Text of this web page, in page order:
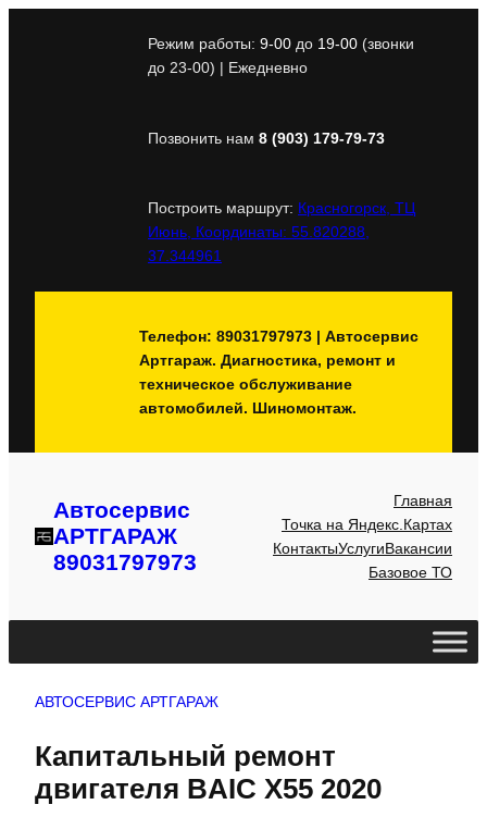
Режим работы: 9-00 до 19-00 (звонки
до 23-00) | Ежедневно
Позвонить нам 8 (903) 179-79-73
Построить маршрут: Красногорск, ТЦ
Июнь, Координаты: 55.820288,
37.344961
Телефон: 89031797973 | Автосервис
Артгараж. Диагностика, ремонт и
техническое обслуживание
автомобилей. Шиномонтаж.
Автосервис
АРТГАРАЖ
89031797973
Главная
Точка на Яндекс.Картах
КонтактыУслугиВакансии
Базовое ТО
АВТОСЕРВИС АРТГАРАЖ
Капитальный ремонт
двигателя BAIC X55 2020